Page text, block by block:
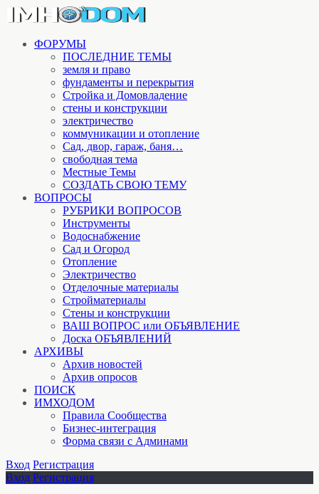
ФОРУМЫ
ПОСЛЕДНИЕ ТЕМЫ
земля и право
фундаменты и перекрытия
Стройка и Домовладение
стены и конструкции
электричество
коммуникации и отопление
Cад, двор, гараж, баня…
свободная тема
Местные Темы
СОЗДАТЬ СВОЮ ТЕМУ
ВОПРОСЫ
РУБРИКИ ВОПРОСОВ
Инструменты
Водоснабжение
Сад и Огород
Отопление
Электричество
Отделочные материалы
Стройматериалы
Стены и конструкции
ВАШ ВОПРОС или ОБЪЯВЛЕНИЕ
Доска ОБЪЯВЛЕНИЙ
АРХИВЫ
Архив новостей
Архив опросов
ПОИСК
ИМХОДОМ
Правила Сообщества
Бизнес-интеграция
Форма связи с Админами
Вход Регистрация
Вход Регистрация